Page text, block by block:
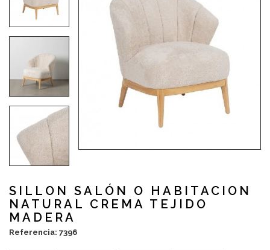
SILLON SALÓN O HABITACION
NATURAL CREMA TEJIDO
MADERA
Referencia: 7396